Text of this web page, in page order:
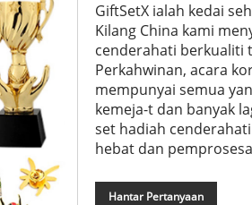
GiftSetX ialah kedai
Kilang China kami
cenderahati berkualiti
Perkahwinan, acara
mempunyai semua
kemeja-t dan banyak
set hadiah
hebat dan
Hantar Pertanyaan